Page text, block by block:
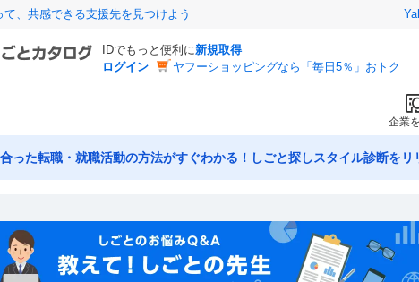
、共感できる支援先を見つけよう
IDでもっと便利に新規取得
ログイン
ヤフーショッピングなら「毎日5％」おトク
企業
った転職・就職活動の方法がすぐわかる！しごと探しスタイル診断をリ